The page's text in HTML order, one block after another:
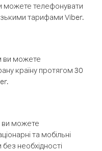
можете телефонувати
тарифами Viber.
ви можете
країну протягом 30
ви можете
та мобільні
необхідності